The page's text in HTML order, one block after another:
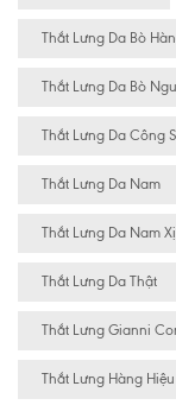
Thắt Lưng Da Bò
Thắt Lưng Da Bò
Thắt Lưng Da Công
Thắt Lưng Da Nam
Thắt Lưng Da Nam
Thắt Lưng Da Thật
Thắt Lưng Gianni
Thắt Lưng Hàng Hiệu